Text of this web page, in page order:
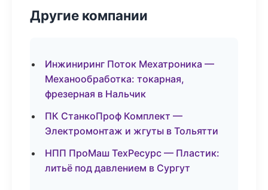
Другие компании
Инжиниринг Поток Мехатроника —
Механообработка: токарная,
фрезерная в Нальчик
ПК СтанкоПроф Комплект —
Электромонтаж и жгуты в Тольятти
НПП ПроМаш ТехРесурс — Пластик:
литьё под давлением в Сургут